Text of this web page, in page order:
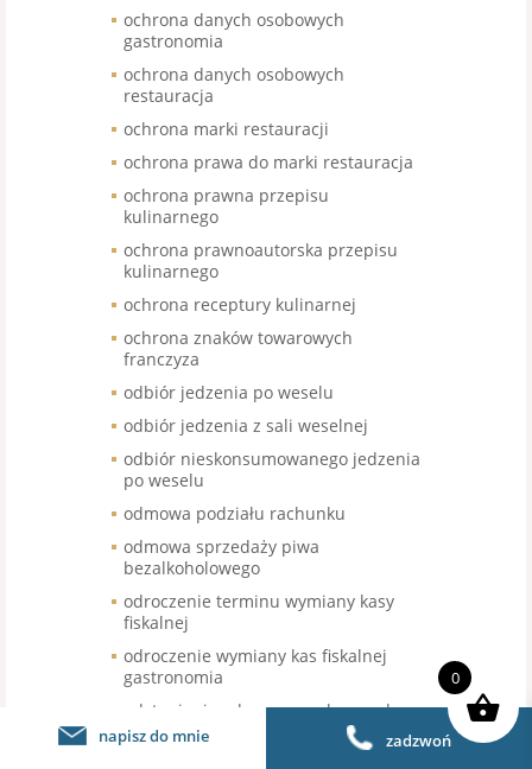
ochrona danych osobowych
gastronomia
ochrona danych osobowych
restauracja
ochrona marki restauracji
ochrona prawa do marki restauracja
ochrona prawna przepisu
kulinarnego
ochrona prawnoautorska przepisu
kulinarnego
ochrona receptury kulinarnej
ochrona znaków towarowych
franczyza
odbiór jedzenia po weselu
odbiór jedzenia z sali weselnej
odbiór nieskonsumowanego jedzenia
po weselu
odmowa podziału rachunku
odmowa sprzedaży piwa
bezalkoholowego
odroczenie terminu wymiany kasy
fiskalnej
odroczenie wymiany kas fiskalnej
gastronomia
odstąpienie od umowy sala weselna
odstąpienie od umowy wesele
napisz do mnie zadzwoń
0